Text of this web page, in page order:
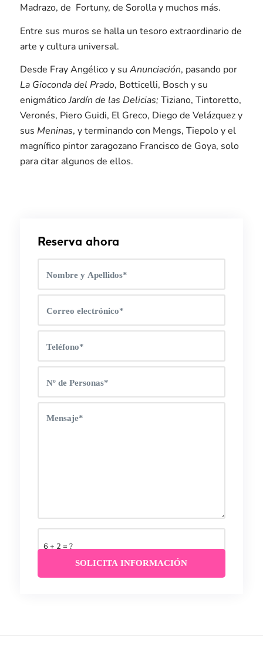
Madrazo, de Fortuny, de Sorolla y muchos más.
Entre sus muros se halla un tesoro extraordinario de
arte y cultura universal.
Desde Fray Angélico y su Anunciación, pasando por
La Gioconda del Prado, Botticelli, Bosch y su
enigmáticoJardín de las Delicias; Tiziano, Tintoretto,
Veronés, Piero Guidi, El Greco, Diego de Velázquez y
sus Meninas, y terminando con Mengs, Tiepolo y el
magnífico pintor zaragozano Francisco de Goya, solo
para citar algunos de ellos.
Reserva ahora
6 + 2 = ?